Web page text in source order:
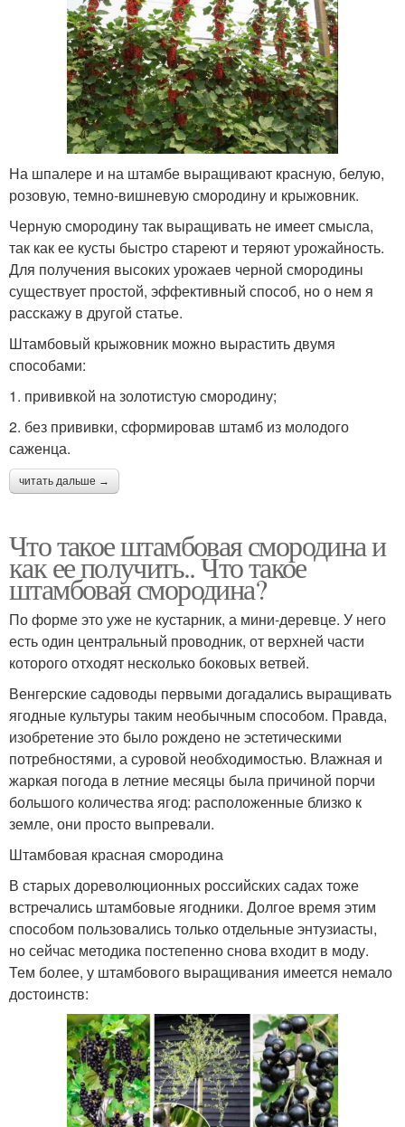
На шпалере и на штамбе выращивают красную, белую,
розовую, темно-вишневую смородину и крыжовник.
Черную смородину так выращивать не имеет смысла,
так как ее кусты быстро стареют и теряют урожайность.
Для получения высоких урожаев черной смородины
существует простой, эффективный способ, но о нем я
расскажу в другой статье.
Штамбовый крыжовник можно вырастить двумя
способами:
1. прививкой на золотистую смородину;
2. без прививки, сформировав штамб из молодого
саженца.
читать дальше →
Что такое штамбовая смородина и
как ее получить.. Что такое
штамбовая смородина?
По форме это уже не кустарник, а мини-деревце. У него
есть один центральный проводник, от верхней части
которого отходят несколько боковых ветвей.
Венгерские садоводы первыми догадались выращивать
ягодные культуры таким необычным способом. Правда,
изобретение это было рождено не эстетическими
потребностями, а суровой необходимостью. Влажная и
жаркая погода в летние месяцы была причиной порчи
большого количества ягод: расположенные близко к
земле, они просто выпревали.
Штамбовая красная смородина
В старых дореволюционных российских садах тоже
встречались штамбовые ягодники. Долгое время этим
способом пользовались только отдельные энтузиасты,
но сейчас методика постепенно снова входит в моду.
Тем более, у штамбового выращивания имеется немало
достоинств: